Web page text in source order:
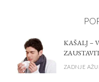
KAŠALJ –
ZADNJE